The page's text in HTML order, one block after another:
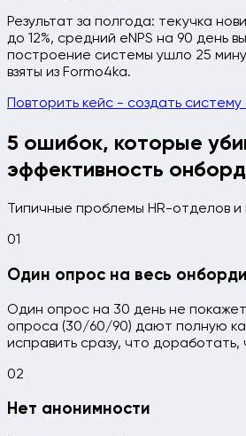
Результат за полгода: текучка
до 12%, средний eNPS на 90 день
построение системы ушло 25
взяты из Formo4ka.
Повторить кейс - создать
5 ошибок, которые
эффективность
Типичные проблемы HR-отделов и
01
Один опрос на весь
Один опрос на 30 день не
опроса (30/60/90) дают полную
исправить сразу, что доработать,
02
Нет анонимности